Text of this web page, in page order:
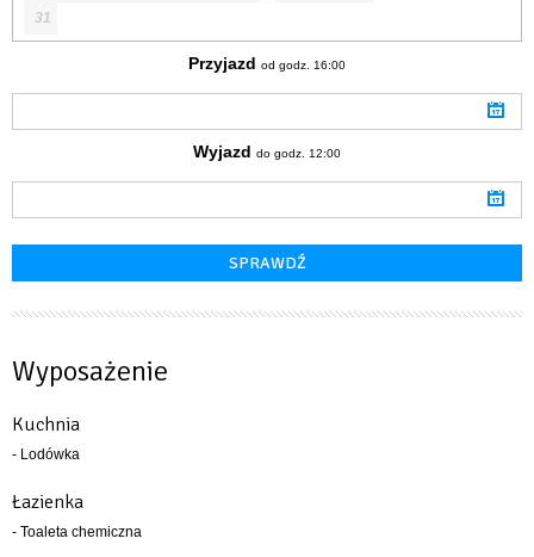
31
Przyjazd od godz. 16:00
Wyjazd do godz. 12:00
Wyposażenie
Kuchnia
- Lodówka
Łazienka
- Toaleta chemiczna